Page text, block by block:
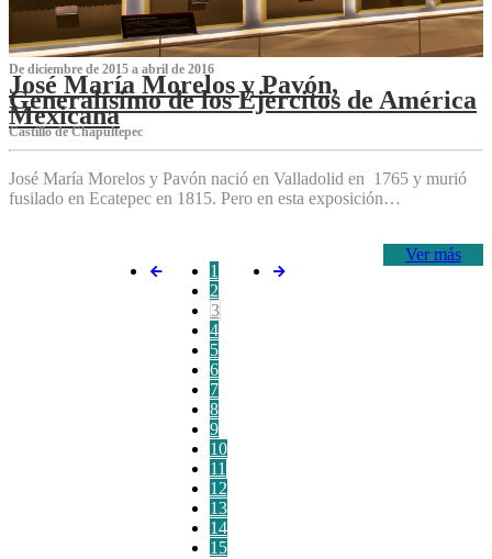
De diciembre de 2015 a abril de 2016
José María Morelos y Pavón,
Generalísimo de los Ejércitos de América
Mexicana
C‌astillo de Chapultepec
José María Morelos y Pavón nació en Valladolid en 1765 y murió
fusilado en Ecatepec en 1815. Pero en esta exposición…
Ver más
1
2
3
4
5
6
7
8
9
10
11
12
13
14
15